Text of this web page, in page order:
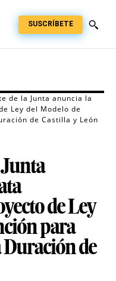
SUSCRÍBETE
de la Junta anuncia la
Ley del Modelo de
de Castilla y León
de Ley
para
Duración de